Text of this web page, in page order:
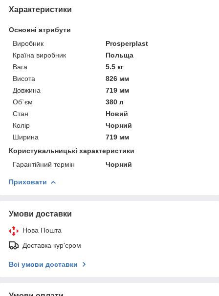
Характеристики
Основні атрибути
Виробник
Prosperplast
Країна виробник
Польща
Вага
5.5 кг
Висота
826 мм
Довжина
719 мм
Об`єм
380 л
Стан
Новий
Колір
Чорний
Ширина
719 мм
Користувальницькі характеристики
Гарантійний термін
Чорний
Приховати
Умови доставки
Нова Пошта
Доставка кур'єром
Всі умови доставки